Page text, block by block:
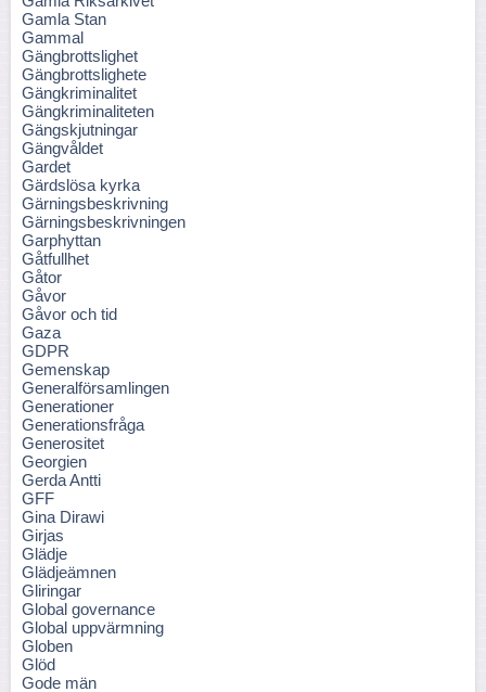
Gamla Stan
Gammal
Gängbrottslighet
Gängbrottslighete
Gängkriminalitet
Gängkriminaliteten
Gängskjutningar
Gängvåldet
Gardet
Gärdslösa kyrka
Gärningsbeskrivning
Gärningsbeskrivningen
Garphyttan
Gåtfullhet
Gåtor
Gåvor
Gåvor och tid
Gaza
GDPR
Gemenskap
Generalförsamlingen
Generationer
Generationsfråga
Generositet
Georgien
Gerda Antti
GFF
Gina Dirawi
Girjas
Glädje
Glädjeämnen
Gliringar
Global governance
Global uppvärmning
Globen
Glöd
Gode män